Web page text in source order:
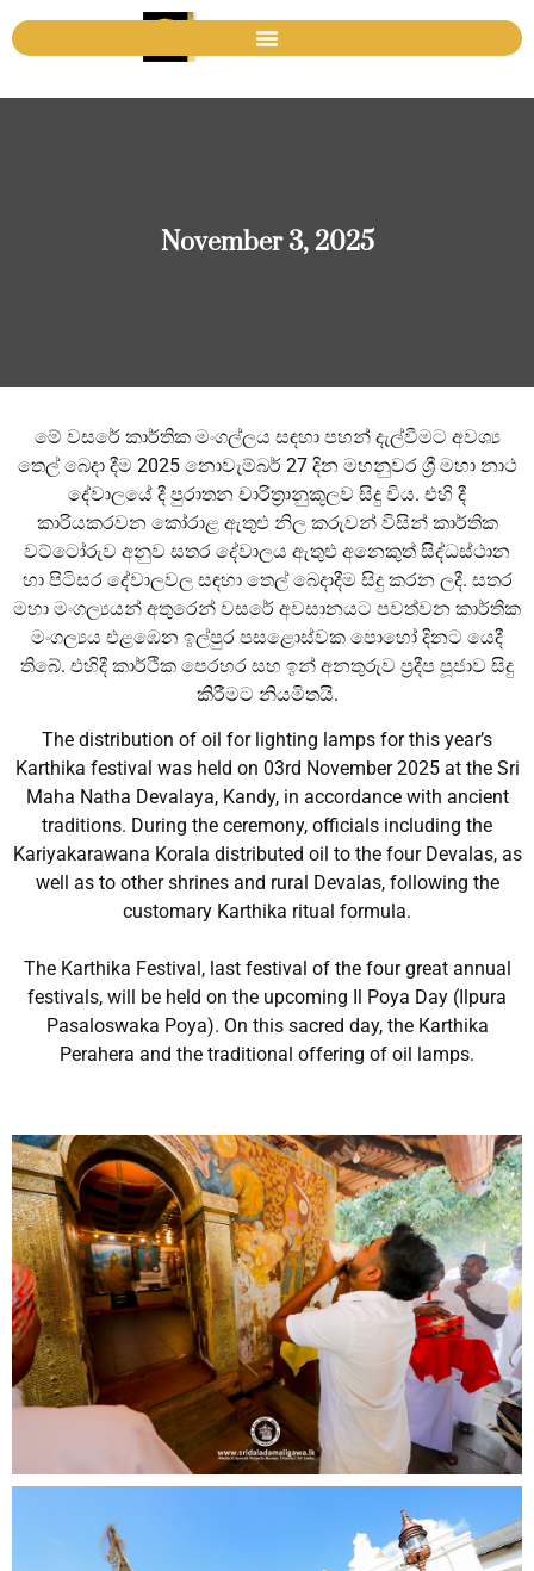
November 3, 2025
මේ වසරේ කාර්තික මංගල්ලය සඳහා පහන් දැල්වීමට අවශ්‍ය
තෙල් බෙදා දීම 2025 නොවැම්බර් 27 දින මහනුවර ශ්‍රී මහා නාථ
දේවාලයේ දී පුරාතන චාරිත්‍රානුකූලව සිදු විය. එහි දී
කාරියකරවන කෝරාළ ඇතුළු නිල කරුවන් විසින් කාර්තික
වට්ටෝරුව අනුව සතර දේවාලය ඇතුළු අනෙකුත් සිද්ධස්ථාන
හා පිටිසර දේවාලවල සඳහා තෙල් බෙදාදීම සිදු කරන ලදී. සතර
මහා මංගල්‍යයන් අතුරෙන් වසරේ අවසානයට පවත්වන කාර්තික
මංගල්‍යය එළඹෙන ඉල්පුර පසළොස්වක පොහෝ දිනට යෙදී
තිබේ. එහිදී කාර්ථික පෙරහර සහ ඉන් අනතුරුව ප්‍රදීප පූජාව සිදු
කිරීමට නියමිතයි.
The distribution of oil for lighting lamps for this year’s
Karthika festival was held on 03rd November 2025 at the Sri
Maha Natha Devalaya, Kandy, in accordance with ancient
traditions. During the ceremony, officials including the
Kariyakarawana Korala distributed oil to the four Devalas, as
well as to other shrines and rural Devalas, following the
customary Karthika ritual formula.
The Karthika Festival, last festival of the four great annual
festivals, will be held on the upcoming Il Poya Day (Ilpura
Pasaloswaka Poya). On this sacred day, the Karthika
Perahera and the traditional offering of oil lamps.